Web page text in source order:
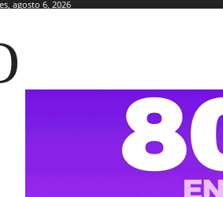
agosto 6, 2026